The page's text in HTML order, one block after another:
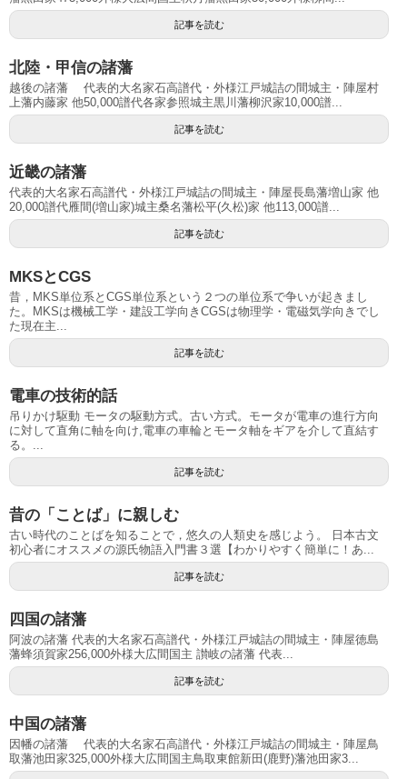
記事を読む
北陸・甲信の諸藩
越後の諸藩 代表的大名家石高譜代・外様江戸城詰の間城主・陣屋村
上藩内藤家 他50,000譜代各家参照城主黒川藩柳沢家10,000譜...
記事を読む
近畿の諸藩
代表的大名家石高譜代・外様江戸城詰の間城主・陣屋長島藩増山家 他
20,000譜代雁間(増山家)城主桑名藩松平(久松)家 他113,000譜...
記事を読む
MKSとCGS
昔，MKS単位系とCGS単位系という２つの単位系で争いが起きまし
た。MKSは機械工学・建設工学向きCGSは物理学・電磁気学向きでし
た現在主...
記事を読む
電車の技術的話
吊りかけ駆動 モータの駆動方式。古い方式。モータが電車の進行方向
に対して直角に軸を向け,電車の車輪とモータ軸をギアを介して直結す
る。...
記事を読む
昔の「ことば」に親しむ
古い時代のことばを知ることで，悠久の人類史を感じよう。 日本古文
初心者にオススメの源氏物語入門書３選【わかりやすく簡単に！あ...
記事を読む
四国の諸藩
阿波の諸藩 代表的大名家石高譜代・外様江戸城詰の間城主・陣屋徳島
藩蜂須賀家256,000外様大広間国主 讃岐の諸藩 代表...
記事を読む
中国の諸藩
因幡の諸藩 代表的大名家石高譜代・外様江戸城詰の間城主・陣屋鳥
取藩池田家325,000外様大広間国主鳥取東館新田(鹿野)藩池田家3...